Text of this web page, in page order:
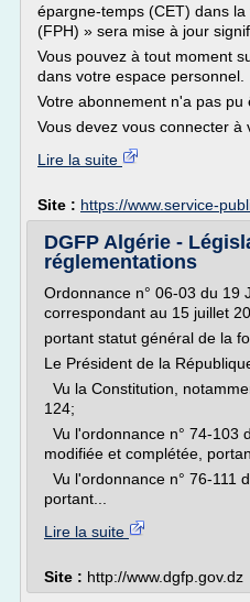
épargne-temps (CET) dans
(FPH) » sera mise à jour
Vous pouvez à tout moment
dans votre espace personnel.
Votre abonnement n'a pas pu
Vous devez vous connecter à
Lire la suite
Site : https://www.service-
DGFP Algérie -
réglementations
Ordonnance n° 06-03 du 19
correspondant au 15 juillet
portant statut général de la
Le Président de la
Vu la Constitution,
124;
Vu l'ordonnance n° 74-103
modifiée et complétée,
Vu l'ordonnance n° 76-111
portant...
Lire la suite
Site : http://www.dgfp.gov.dz